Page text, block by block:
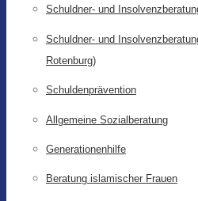
Schuldner- und
Schuldner- und
Rotenburg)
Schuldenprävention
Allgemeine Sozialberatung
Generationenhilfe
Beratung islamischer Frauen